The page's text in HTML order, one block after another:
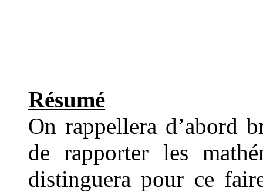
Résumé
On rappellera d’abord
de rapporter les
distinguera pour ce